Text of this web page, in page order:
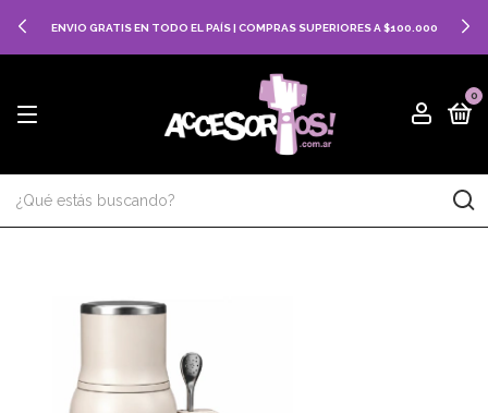
ENVIO GRATIS EN TODO EL PAÍS | COMPRAS SUPERIORES A $100.000
0